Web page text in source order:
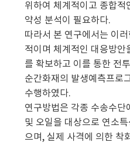
위하여 체계적이고 종합적
약성 분석이 필요하다.
따라서 본 연구에서는 이
적이며 체계적인 대응방안
를 확보하고 이를 통한 전
순간화재의 발생예측프로
수행하였다.
연구방법은 각종 수송수단
및 오일을 대상으로 연소
으며, 실제 사격에 의한 착